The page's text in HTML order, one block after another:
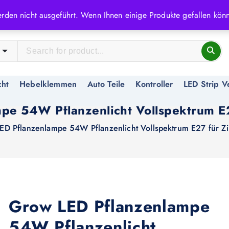
nicht ausgeführt. Wenn Ihnen einige Produkte gefallen
Hebelklemmen Auto Teile Kontroller LED Strip
54W Pflanzenlicht Vollspektrum
Pflanzenlampe 54W Pflanzenlicht Vollspektrum E27 für
Grow LED Pflanzenlampe